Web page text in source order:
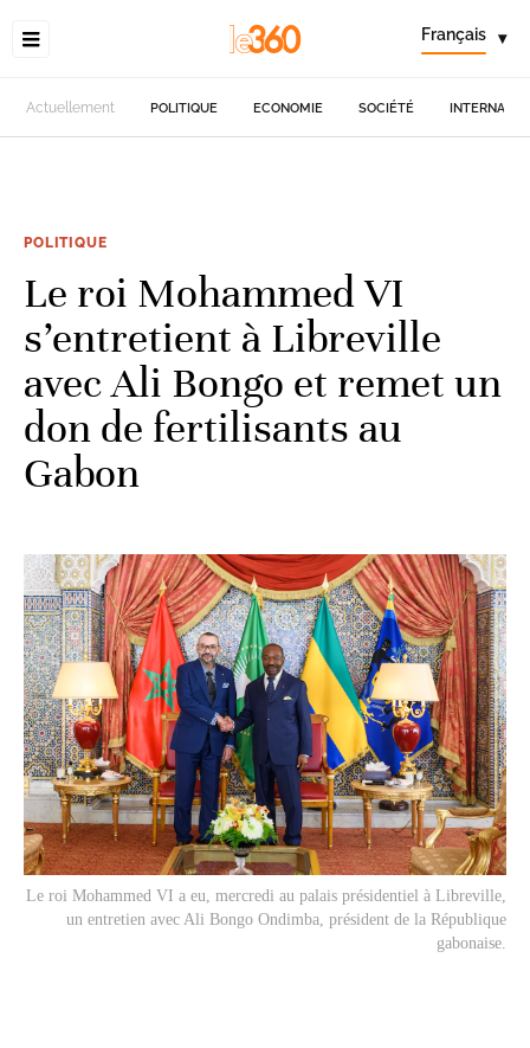
Français ▾
Actuellement POLITIQUE ECONOMIE SOCIÉTÉ
POLITIQUE
Le roi Mohammed VI
s’entretient à Libreville
avec Ali Bongo et remet un
don de fertilisants au
Gabon
Le roi Mohammed VI a eu, mercredi au palais présidentiel à Libreville,
un entretien avec Ali Bongo Ondimba, président de la République
gabonaise.